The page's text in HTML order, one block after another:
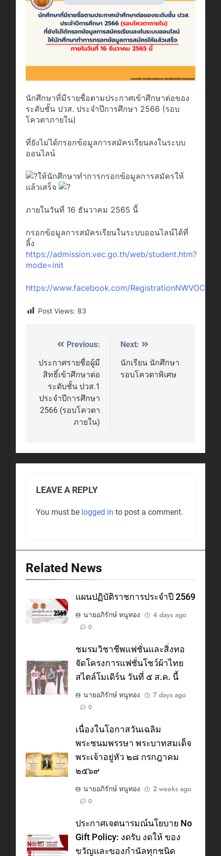
นักศึกษาที่มีรายชื่อตามประกาศเข้าศึกษาต่อของ
ระดับชั้น ปวส. ประจำปีการศึกษา 2566 (รอบ
โควตาภายใน)
ที่ยังไม่ได้กรอกข้อมูลการสมัครเรียนลงในระบบ
ออนไลน์
ให้นักศึกษาทำการกรอกข้อมูลการสมัครให้
แล้วเสร็จ
ภายในวันที่ 16 ธันวาคม 2565 นี้
กรอกข้อมูลการสมัครเรียนในระบบออนไลน์ได้ที่
ลิ้ง
https://admission.vec.go.th/web/student.htm?
mode=init
https://www.facebook.com/RegistrationNWVOC/
Post Views: 83
Post
navigation
Previous:
ประกาศรายชื่อผู้มี
สิทธิ์เข้าศึกษาต่อ
ระดับชั้น ปวส.1
ประจำปีการศึกษา
2566 (รอบโควตา
ภายใน)
Next:
นักเรียน นักศึกษา
รอบโควตาพิเศษ
LEAVE A REPLY
You must be logged in to post a comment.
Related News
แผนปฏิบัติราชการประจำปี 2569
นายอภิรักษ์ หนูทอง
4 days ago
0
ชมรมวิชาชีพแฟชั่นและสิ่งทอ
จัดโครงการแฟชั่นโชว์ผ้าไทย
สไตล์โมเดิร์น วันที่ ๕ ส.ค. นี้
นายอภิรักษ์ หนูทอง
7 days ago
0
เนื่องในโอกาสวันเฉลิม
พระชนมพรรษา พระบาทสมเด็จ
พระเจ้าอยู่หัว ๒๘ กรกฎาคม
๒๕๖๙
นายอภิรักษ์ หนูทอง
2 weeks ago
0
ประกาศเจตนารมณ์นโยบาย No
Gift Policy: งดรับ งดให้ ของ
ขวัญและของกำนัลทุกชนิด